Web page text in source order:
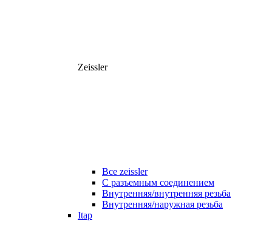
Zeissler
Все zeissler
С разъемным соединением
Внутренняя/внутренняя резьба
Внутренняя/наружная резьба
Itap